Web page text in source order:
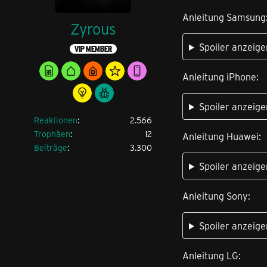
Zyrous
VIP MEMBER
Reaktionen
2.566
Trophäen
12
Beiträge
3.300
Anleitung Samsung:
Spoiler
Anleitung iPhone:
Spoiler
Anleitung Huawei:
Spoiler
Anleitung Sony:
Spoiler
Anleitung LG: